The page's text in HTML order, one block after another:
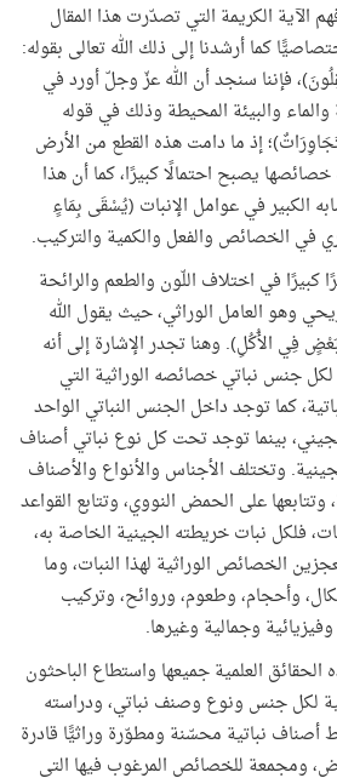
الآية الكريمة التي تصدّرت هذا المقال
كما أرشدنا إلى ذلك الله تعالى بقوله:
فإننا سنجد أن الله عزّ وجلّ أورد في
والماء والبيئة المحيطة وذلك في قوله
إذ ما دامت هذه القطع من الأرض
يصبح احتمالًا كبيرًا، كما أن هذا
الكبير في عوامل الإنبات (يُسْقَى بِمَاءٍ
في الخصائص والفعل والكمية والتركيب.
كبيرًا في اختلاف اللّون والطعم والرائحة
وهو العامل الوراثي، حيث يقول الله
فِي الأُكُلِ). وهنا تجدر الإشارة إلى أنه
لكل جنس نباتي خصائصه الوراثية التي
كما توجد داخل الجنس النباتي الواحد
بينما توجد تحت كل نوع نباتي أصناف
وتختلف الأجناس والأنواع والأصناف
وتتابعها على الحمض النووي، وتتابع القواعد
فلكل نبات خريطته الجينية الخاصة به،
الخصائص الوراثية لهذا النبات، وما
وأحجام، وطعوم، وروائح، وتركيب
وجمالية وغيرها.
العلمية جميعها واستطاع الباحثون
لكل جنس ونوع وصنف نباتي، ودراسته
أصناف نباتية محسّنة ومطوّرة وراثيًّا قادرة
ومجمعة للخصائص المرغوب فيها التي